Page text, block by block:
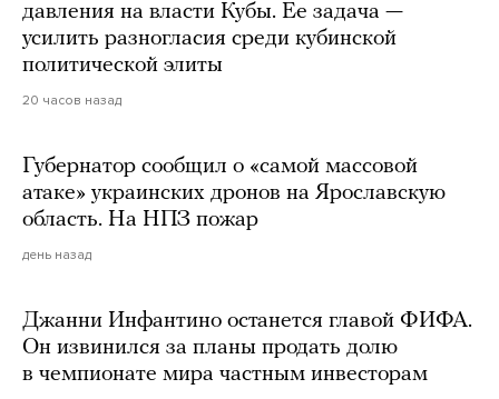
давления на власти Кубы. Ее задача —
усилить разногласия среди кубинской
политической элиты
20 часов назад
Губернатор сообщил о «самой массовой
атаке» украинских дронов на Ярославскую
область. На НПЗ пожар
день назад
Джанни Инфантино останется главой ФИФА.
Он извинился за планы продать долю
в чемпионате мира частным инвесторам